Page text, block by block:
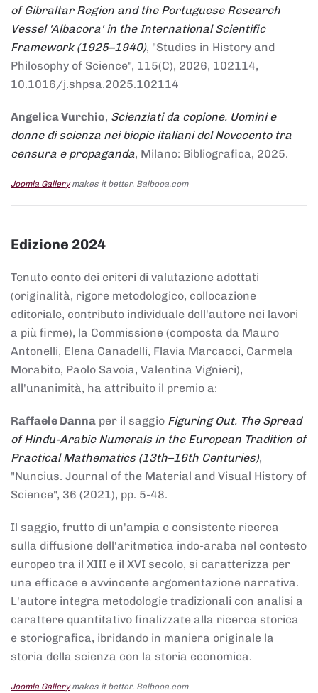
of Gibraltar Region and the Portuguese Research
Vessel 'Albacora' in the International Scientific
Framework (1925–1940), "Studies in History and
Philosophy of Science", 115(C), 2026, 102114,
10.1016/j.shpsa.2025.102114
Angelica Vurchio, Scienziati da copione. Uomini e
donne di scienza nei biopic italiani del Novecento tra
censura e propaganda, Milano: Bibliografica, 2025.
Joomla Gallerymakes it better. Balbooa.com
Edizione 2024
Tenuto conto dei criteri di valutazione adottati
(originalità, rigore metodologico, collocazione
editoriale, contributo individuale dell'autore nei lavori
a più firme), la Commissione (composta da Mauro
Antonelli, Elena Canadelli, Flavia Marcacci, Carmela
Morabito, Paolo Savoia, Valentina Vignieri),
all'unanimità, ha attribuito il premio a:
Raffaele Danna per il saggio Figuring Out. The Spread
of Hindu-Arabic Numerals in the European Tradition of
Practical Mathematics (13th–16th Centuries),
"Nuncius. Journal of the Material and Visual History of
Science", 36 (2021), pp. 5-48.
Il saggio, frutto di un'ampia e consistente ricerca
sulla diffusione dell'aritmetica indo-araba nel contesto
europeo tra il XIII e il XVI secolo, si caratterizza per
una efficace e avvincente argomentazione narrativa.
L'autore integra metodologie tradizionali con analisi a
carattere quantitativo finalizzate alla ricerca storica
e storiografica, ibridando in maniera originale la
storia della scienza con la storia economica.
Joomla Gallerymakes it better. Balbooa.com